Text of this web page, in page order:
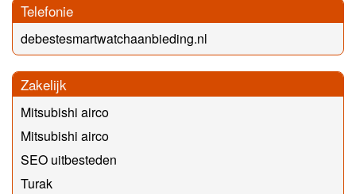
Telefonie
debestesmartwatchaanbieding.nl
Zakelijk
Mitsubishi airco
Mitsubishi airco
SEO uitbesteden
Turak